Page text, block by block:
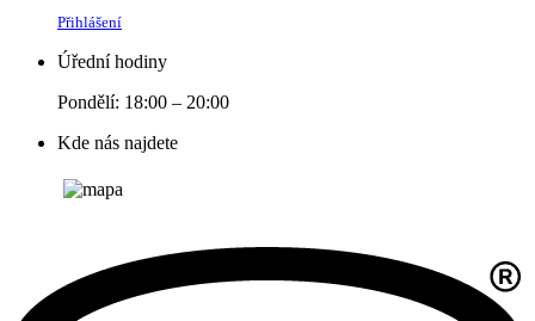
Přihlášení
Úřední hodiny
Pondělí: 18:00 – 20:00
Kde nás najdete